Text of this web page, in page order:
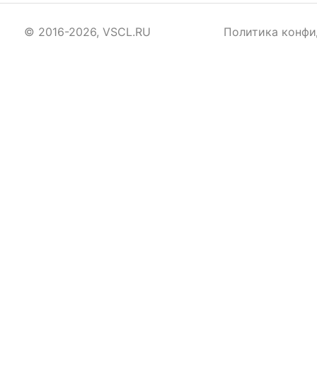
© 2016-2026, VSCL.RU Политика